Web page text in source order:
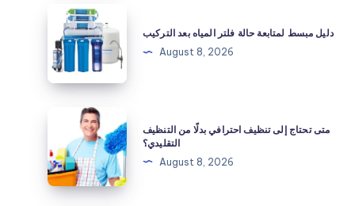
لمتابعة
مراحل
التنقية
دليل
مبسط
لمتابعة
حالة
فلتر
التركيب
دليل مبسط لمتابعة حالة فلتر المياه بعد التركيب
August 8, 2026
إلى
تنظيف
احترافي
متى تحتاج إلى تنظيف احترافي بدلًا من التنظيف
التقليدي؟
August 8, 2026